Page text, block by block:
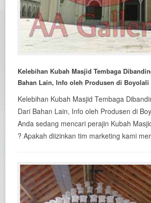
Kelebihan Kubah Masjid Tembaga
Bahan Lain, Info oleh Produsen di Boyolali
Kelebihan Kubah Masjid Tembaga
Dari Bahan Lain, Info oleh Produsen di
Anda sedang mencari perajin Kubah
? Apakah diizinkan tim marketing kami